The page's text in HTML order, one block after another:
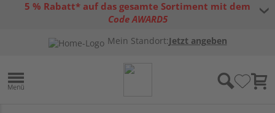
5 % Rabatt* auf das gesamte Sortiment mit dem
Code AWARD5
Gutscheinbedingungen
Mein Standort:Jetzt angeben